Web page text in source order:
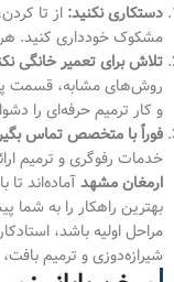
دستکاری نکنید: از تا
مشکوک خودداری کنید.
تلاش برای تعمیر خانگی
روش‌های مشابه، قسمت
و کار ترمیم حرفه‌ای را
فوراً با متخصص تماس
خدمات رفوگری و ترمیم
ارمغان مشهدآماده‌اند
بهترین راهکار را به شما
مراحل اولیه باشد،
شیرازه‌دوزی و ترمیم